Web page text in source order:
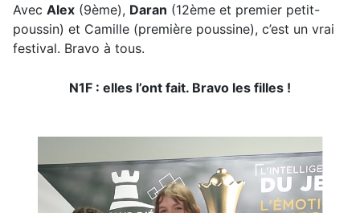
Avec Alex (9ème), Daran (12ème et premier petit-
poussin) et Camille (première poussine), c’est un vrai
festival. Bravo à tous.
N1F : elles l’ont fait. Bravo les filles !